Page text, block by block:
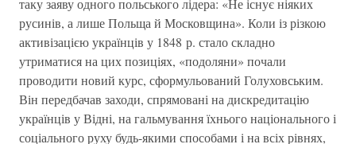
таку заяву одного польського лідера: «Не існує ніяких
русинів, а лише Польща й Московщина». Коли із різкою
активізацією українців у 1848 р. стало складно
утриматися на цих позиціях, «подоляни» почали
проводити новий курс, сформульований Голуховським.
Він передбачав заходи, спрямовані на дискредитацію
українців у Відні, на гальмування їхнього національного і
соціального руху будь-якими способами і на всіх рівнях,